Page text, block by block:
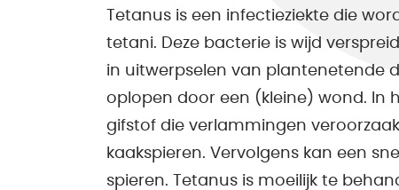
Tetanus is een infectieziekte die
tetani. Deze bacterie is wijd
in uitwerpselen van plantenetende
oplopen door een (kleine) wond. In
gifstof die verlammingen
kaakspieren. Vervolgens kan een
spieren. Tetanus is moeilijk te